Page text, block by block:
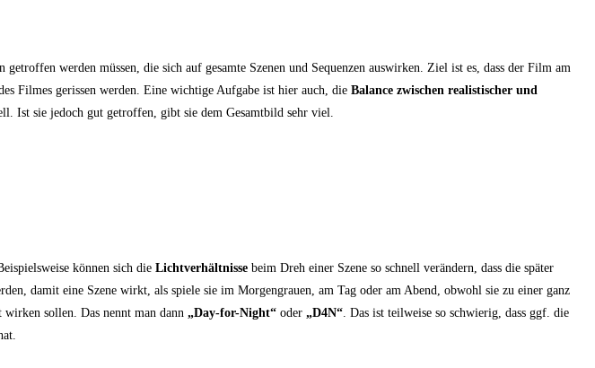
getroffen werden müssen, die sich auf gesamte Szenen und Sequenzen auswirken. Ziel ist es, dass der Film am
Filmes gerissen werden. Eine wichtige Aufgabe ist hier auch, die Balance zwischen realistischer und
Ist sie jedoch gut getroffen, gibt sie dem Gesamtbild sehr viel.
Beispielsweise können sich die Lichtverhältnisse beim Dreh einer Szene so schnell verändern, dass die später
damit eine Szene wirkt, als spiele sie im Morgengrauen, am Tag oder am Abend, obwohl sie zu einer ganz
sollen. Das nennt man dann „Day-for-Night“ oder „D4N“ . Das ist teilweise so schwierig, dass ggf. die